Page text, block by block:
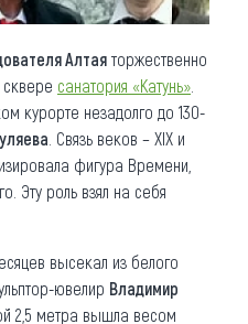
Алтая торжественно
сквере санатория «Катунь»
курорте незадолго до 130-
. Связь веков – XIX и
фигура Времени,
Эту роль взял на себя
высекал из белого
ювелир Владимир
2,5 метра вышла весом